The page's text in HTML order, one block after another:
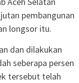
pembangunan
longsor itu.
dan dilakukan
seberapa persen
tersebut telah